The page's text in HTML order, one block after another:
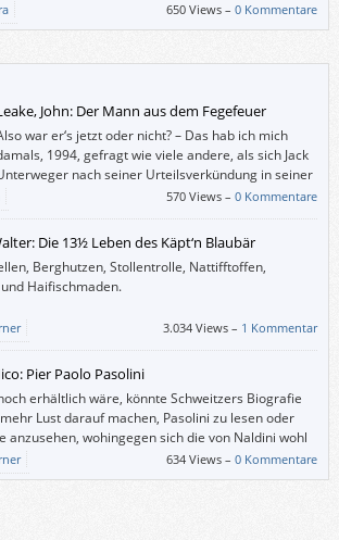
650 Views –0 Kommentare
John: Der Mann aus dem Fegefeuer
war er‘s jetzt oder nicht? – Das hab ich mich
1994, gefragt wie viele andere, als sich Jack
nach seiner Urteilsverkündung in seiner
erhängt hat. Nachdem ich John Leakes
Zug durchgelesen habe, kann ich mir ein Bild
570 Views –0 Kommentare
Die 13½ Leben des Käpt‘n Blaubär
Berghutzen, Stollentrolle, Nattifftoffen,
Haifischmaden.
3.034 Views – 1 Kommentar
Pier Paolo Pasolini
erhältlich wäre, könnte Schweitzers Biografie
Lust darauf machen, Pasolini zu lesen oder
anzusehen, wohingegen sich die von Naldini wohl
Kenner eignet, die ihr Wissen vertiefen
634 Views –0 Kommentare